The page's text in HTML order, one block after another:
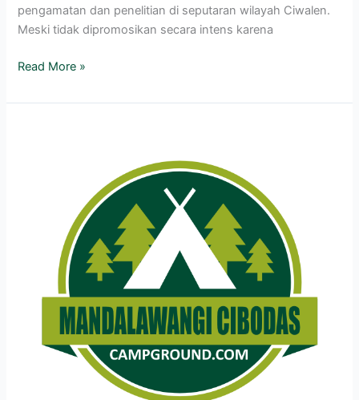
pengamatan dan penelitian di seputaran wilayah Ciwalen.
Meski tidak dipromosikan secara intens karena
Read More »
MandalawangiCibodasCampGround.com